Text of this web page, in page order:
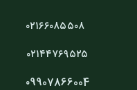
۰۲۱۶۶۰۸۵۵۰۸
۰۲۱۴۴۷۶۹۵۲۵